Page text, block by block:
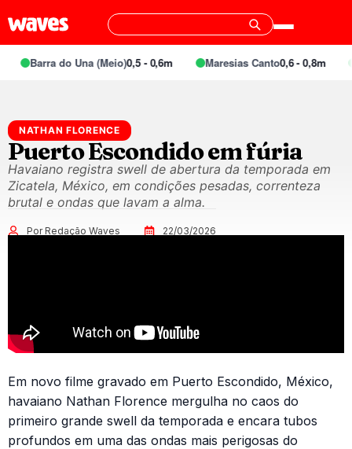
Barra do Una (Meio)0,5 - 0,6m Maresias Canto0,6 - 0,8m
NATHAN FLORENCE
Puerto Escondido em fúria
Havaiano registra swell de abertura da temporada em
Zicatela, México, em condições pesadas, correnteza
brutal e ondas que lavam a alma.
Por Redação Waves 22/03/2026
Em novo filme gravado em Puerto Escondido, México,
havaiano Nathan Florence mergulha no caos do
primeiro grande swell da temporada e encara tubos
profundos em uma das ondas mais perigosas do